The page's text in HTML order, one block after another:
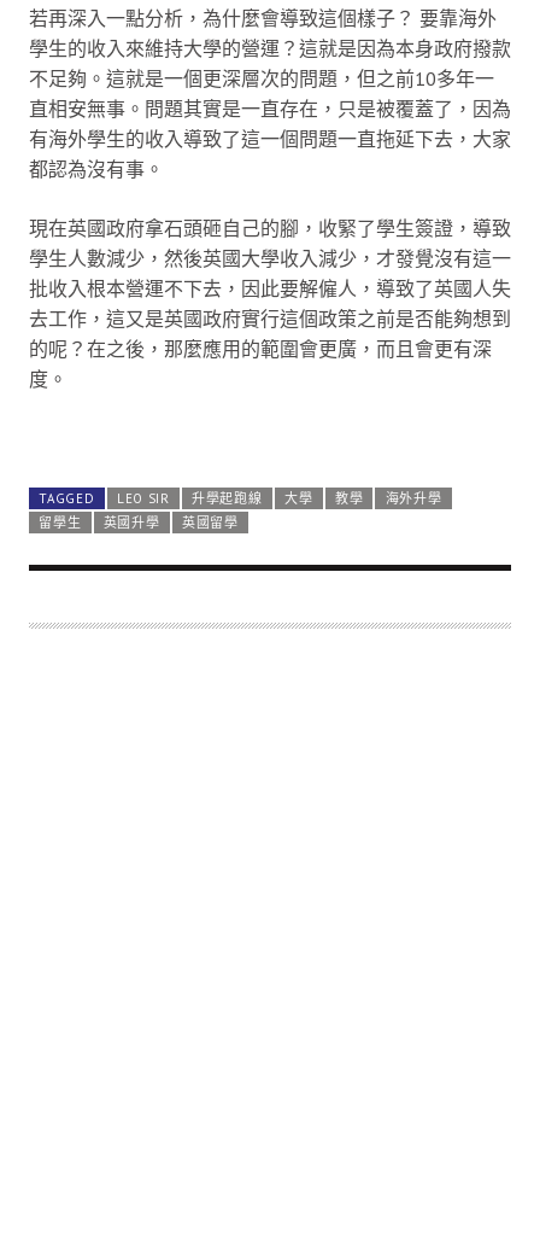
若再深入一點分析，為什麼會導致這個樣子？ 要靠海外
學生的收入來維持大學的營運？這就是因為本身政府撥款
不足夠。這就是一個更深層次的問題，但之前10多年一
直相安無事。問題其實是一直存在，只是被覆蓋了，因為
有海外學生的收入導致了這一個問題一直拖延下去，大家
都認為沒有事。
現在英國政府拿石頭砸自己的腳，收緊了學生簽證，導致
學生人數減少，然後英國大學收入減少，才發覺沒有這一
批收入根本營運不下去，因此要解僱人，導致了英國人失
去工作，這又是英國政府實行這個政策之前是否能夠想到
的呢？在之後，那麼應用的範圍會更廣，而且會更有深
度。
TAGGED LEO SIR 升學起跑線 大學 教學
海外升學
留學生
英國升學 英國留學